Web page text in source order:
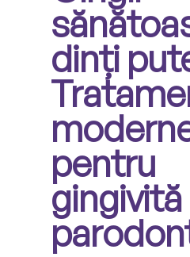
dinți
pentru
gingivită